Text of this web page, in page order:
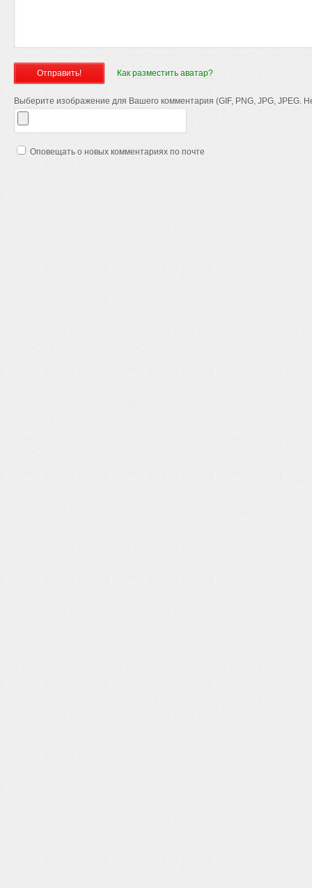
Как разместить аватар?
Выберите изображение для Вашего комментария (GIF, PNG, JPG, JPEG.
Оповещать о новых комментариях по почте